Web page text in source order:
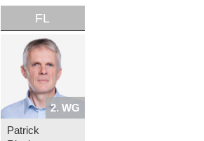
FL
2. WG
Patrick